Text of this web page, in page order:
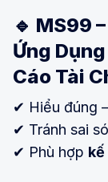
🔹 MS99
Ứng
Cáo Tài
✔ Hiểu đúng
✔ Tránh sai
✔ Phù hợp kế